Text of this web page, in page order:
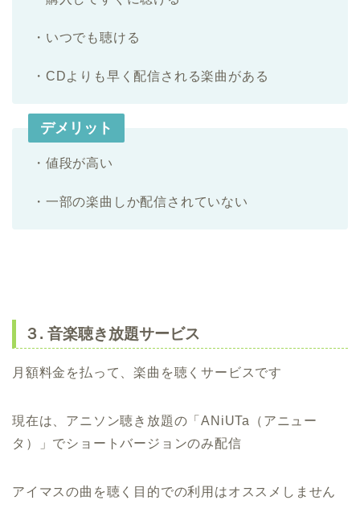
・いつでも聴ける
・CDよりも早く配信される楽曲がある
デメリット
・値段が高い
・一部の楽曲しか配信されていない
３. 音楽聴き放題サービス
月額料金を払って、楽曲を聴くサービスです
現在は、アニソン聴き放題の「ANiUTa（アニュー
タ）」でショートバージョンのみ配信
アイマスの曲を聴く目的での利用はオススメしません